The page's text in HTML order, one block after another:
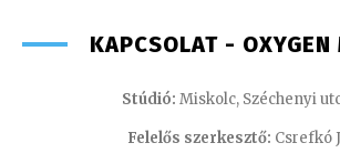
KAPCSOLAT - OXYGEN
Stúdió: Miskolc, Széchenyi
Felelős szerkesztő: Csrefkó